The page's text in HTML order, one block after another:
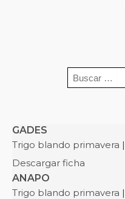
Buscar:
GADES
Trigo blando primavera |
Descargar ficha
ANAPO
Trigo blando primavera |